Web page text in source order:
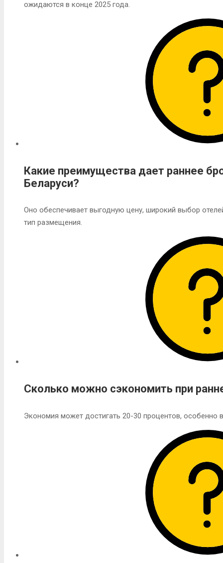
ожидаются в конце 2025 года.
Какие преимущества дает раннее
Беларуси?
Оно обеспечивает выгодную цену, широкий выбор
тип размещения.
Сколько можно сэкономить при
Экономия может достигать 20-30 процентов, особенно